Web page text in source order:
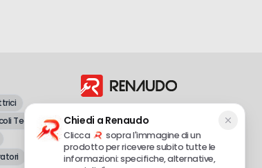
Tecnici
dettaglio di attrezzature professionali e
fai-da-te.
Chiedi a Renaudo
Clicca
sopra l'immagine di un
prodotto per ricevere subito tutte le
informazioni: specifiche, alternative,